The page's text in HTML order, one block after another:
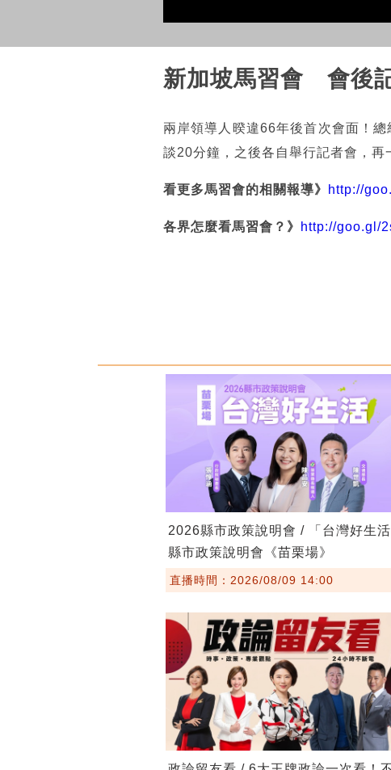
新加坡馬習會 會後
兩岸領導人暌違66年後首次會面！
談20分鐘，之後各自舉行記者會，再
看更多馬習會的相關報導》 http://
各界怎麼看馬習會？》 http://goo.gl/
2026縣市政策說明會 / 「台灣好生活
縣市政策說明會《苗栗場》
直播時間：2026/08/09 14:00